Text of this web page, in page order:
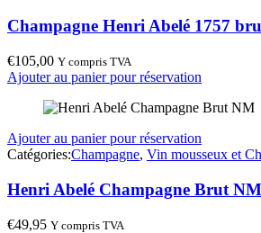
Champagne Henri Abelé 1757
€105,00 Y compris TVA
Ajouter au panier pour réservation
Ajouter au panier pour réservation
Catégories:Champagne, Vin mousseux et
Henri Abelé Champagne Brut NM
€49,95 Y compris TVA